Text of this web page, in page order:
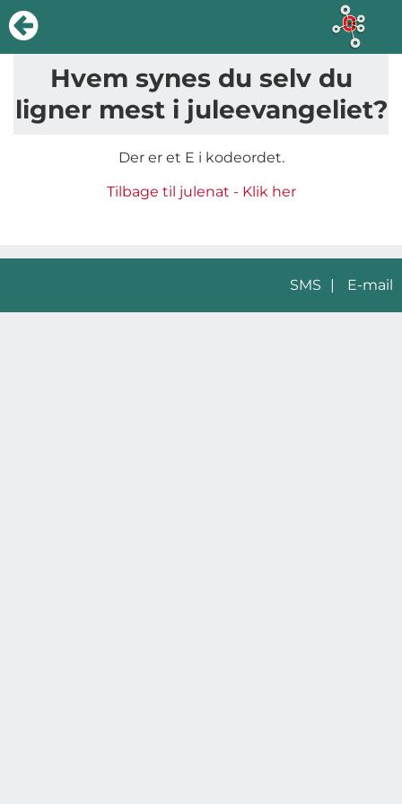
Hvem synes du selv du
ligner mest i juleevangeliet?
Der er et E i kodeordet.
Tilbage til julenat - Klik her
SMS | E-mail